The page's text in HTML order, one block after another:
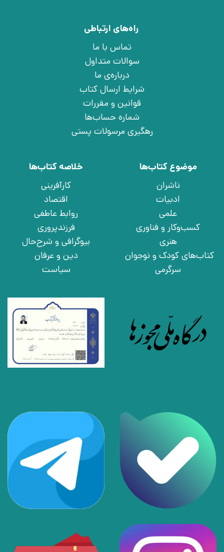
راه‌های ارتباطی
تماس با ما
سوالات متداول
درباره‌ی ما
شرایط ارسال کتاب
قوانین و مقررات
شماره حساب‌ها
رهگیری مرسولات پستی
موضوع کتاب‌ها
ناشران
ادبیات
علمی
کسب‌وکار و فناوری
هنری
کتاب‌های کودک و نوجوان
سرگرمی
خلاصه کتاب‌ها
کارآفرینی
اقتصاد
روابط عاطفی
فرزندپروری
بیوگرافی و شرح‌حال
دین و عرفان
سیاست